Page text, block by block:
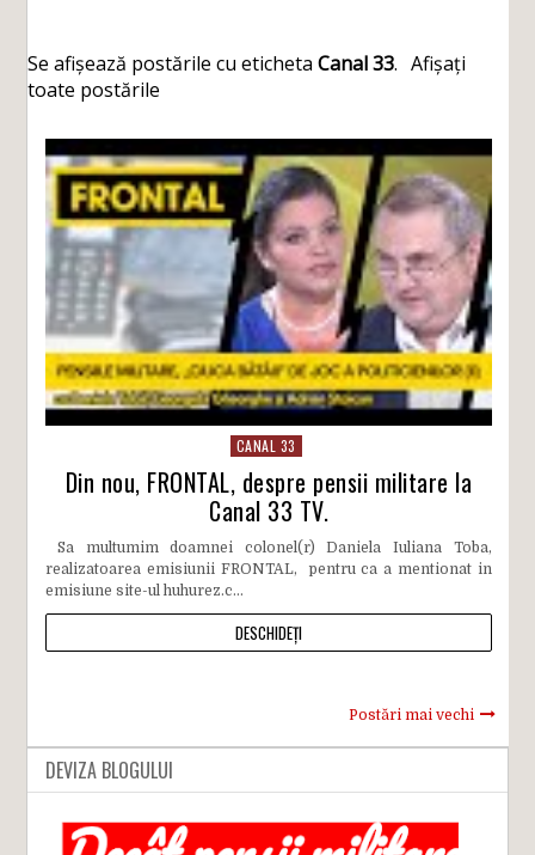
Se afișează postările cu etichetaCanal 33. Afișați
toate postările
CANAL 33
Din nou, FRONTAL, despre pensii militare la
Canal 33 TV.
Sa multumim doamnei colonel(r) Daniela Iuliana Toba,
realizatoarea emisiunii FRONTAL, pentru ca a mentionat in
emisiune site-ul huhurez.c...
DESCHIDEȚI
Postări mai vechi
DEVIZA BLOGULUI